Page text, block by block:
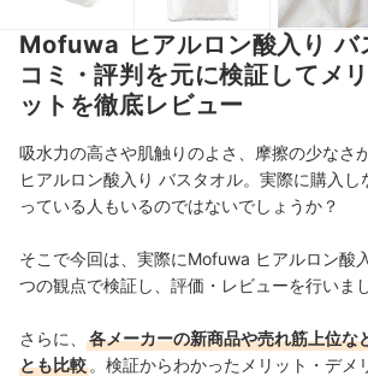
Mofuwa ヒアルロン酸入り バ
コミ・評判を元に検証してメ
ットを徹底レビュー
吸水力の高さや肌触りのよさ、摩擦の少なさ
ヒアルロン酸入り バスタオル。実際に購入し
っている人もいるのではないでしょうか？
そこで今回は、実際にMofuwa ヒアルロン酸
つの観点で検証し、評価・レビューを行いまし
さらに、
各メーカーの新商品や売れ筋上位な
とも比較 。検証からわかったメリット・デメ